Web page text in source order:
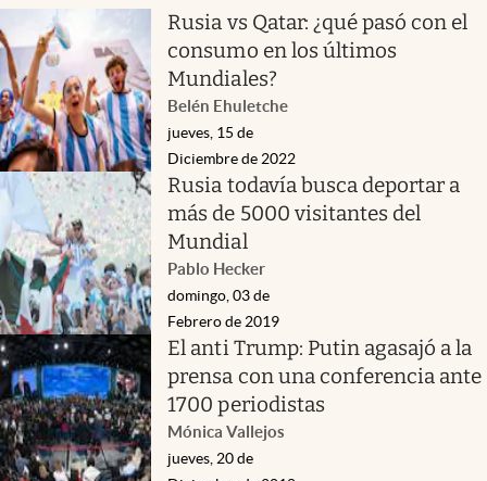
Rusia vs Qatar: ¿qué pasó con el
consumo en los últimos
Mundiales?
Belén Ehuletche
jueves, 15 de
Diciembre de 2022
Rusia todavía busca deportar a
más de 5000 visitantes del
Mundial
Pablo Hecker
domingo, 03 de
Febrero de 2019
El anti Trump: Putin agasajó a la
prensa con una conferencia ante
1700 periodistas
Mónica Vallejos
jueves, 20 de